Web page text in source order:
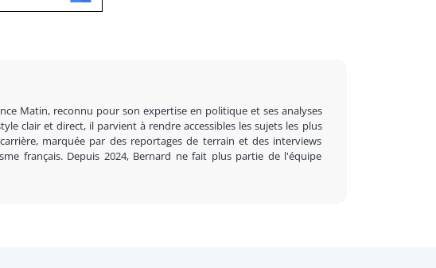
Matin, reconnu pour son expertise en politique et ses analyses
clair et direct, il parvient à rendre accessibles les sujets les plus
marquée par des reportages de terrain et des interviews
français. Depuis 2024, Bernard ne fait plus partie de l'équipe